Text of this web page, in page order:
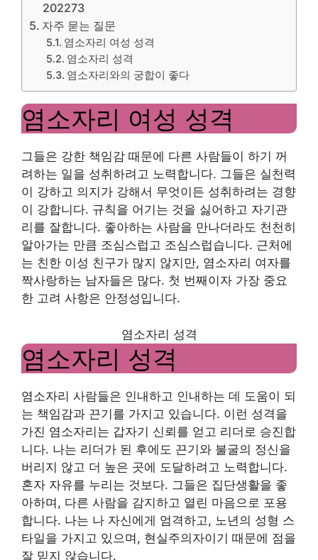
202273
자주 묻는 질문
염소자리 여성 성격
염소자리 성격
염소자리와의 궁합이 좋다
염소자리 여성 성격
그들은 강한 책임감 때문에 다른 사람들이 하기 꺼
려하는 일을 성취하려고 노력합니다. 그들은 실천력
이 강하고 의지가 강해서 무엇이든 성취하려는 경향
이 강합니다. 규칙을 어기는 것을 싫어하고 자기관
리를 잘합니다. 좋아하는 사람을 만나더라도 천천히
알아가는 만큼 조심스럽고 조심스럽습니다. 근처에
는 친한 이성 친구가 많지 않지만, 염소자리 여자를
짝사랑하는 남자들은 많다. 첫 번째이자 가장 중요
한 고려 사항은 안정성입니다.
염소자리 성격
염소자리 성격
염소자리 사람들은 인내하고 인내하는 데 도움이 되
는 책임감과 끈기를 가지고 있습니다. 이런 성격을
가진 염소자리는 갑자기 신뢰를 얻고 리더로 승진합
니다. 나는 리더가 된 후에도 끈기와 불굴의 정신을
버리지 않고 더 높은 곳에 도달하려고 노력합니다.
혼자 자유를 누리는 것보다. 그들은 집단생활을 좋
아하며, 다른 사람을 감지하고 열린 마음으로 포용
합니다. 나는 나 자신에게 엄격하고, 노년의 성형 스
타일을 가지고 있으며, 현실주의자이기 때문에 점을
잘 믿지 않습니다.